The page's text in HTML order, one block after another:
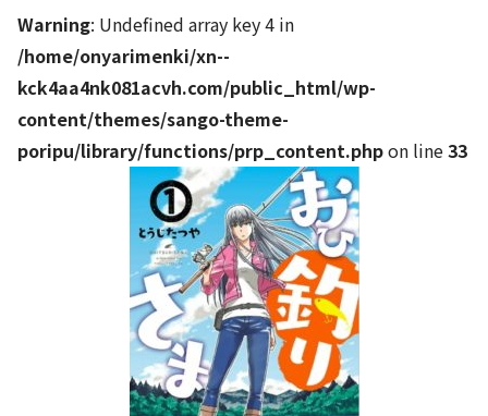
Warning: Undefined array key 4 in
/home/onyarimenki/xn--
kck4aa4nk081acvh.com/public_html/wp-
content/themes/sango-theme-
poripu/library/functions/prp_content.phpon line33